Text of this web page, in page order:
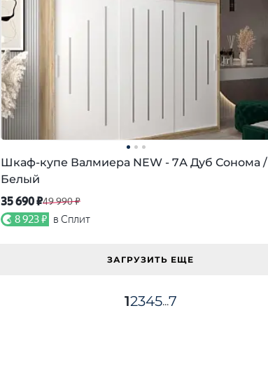
Шкаф-купе Валмиера NEW - 7А Дуб Сонома /
Белый
35 690 ₽49 990 ₽
8 923 ₽ в Сплит
ЗАГРУЗИТЬ ЕЩЕ
12345...7